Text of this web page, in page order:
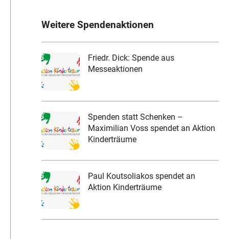
Weitere Spendenaktionen
Friedr. Dick: Spende aus
Messeaktionen
Spenden statt Schenken –
Maximilian Voss spendet an Aktion
Kinderträume
Paul Koutsoliakos spendet an
Aktion Kinderträume